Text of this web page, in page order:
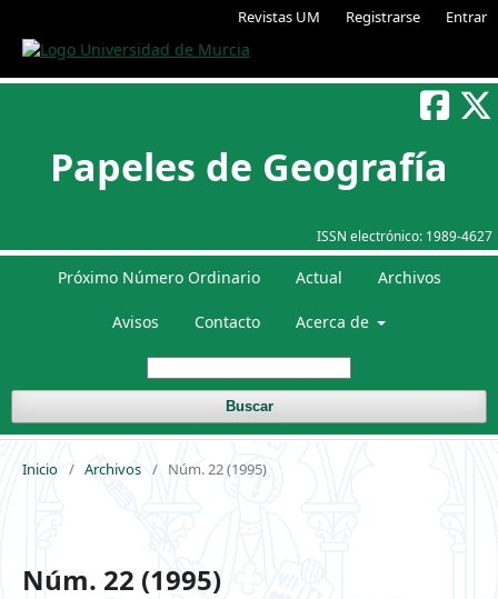
Revistas UM Registrarse Entrar
ISSN electrónico: 1989-4627
Papeles de Geografía
Próximo Número Ordinario Actual Archivos
Avisos Contacto Acerca de
Buscar
Inicio / Archivos / Núm. 22 (1995)
Núm. 22 (1995)